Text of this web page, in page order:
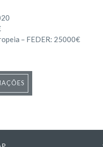
– FEDER: 25000€